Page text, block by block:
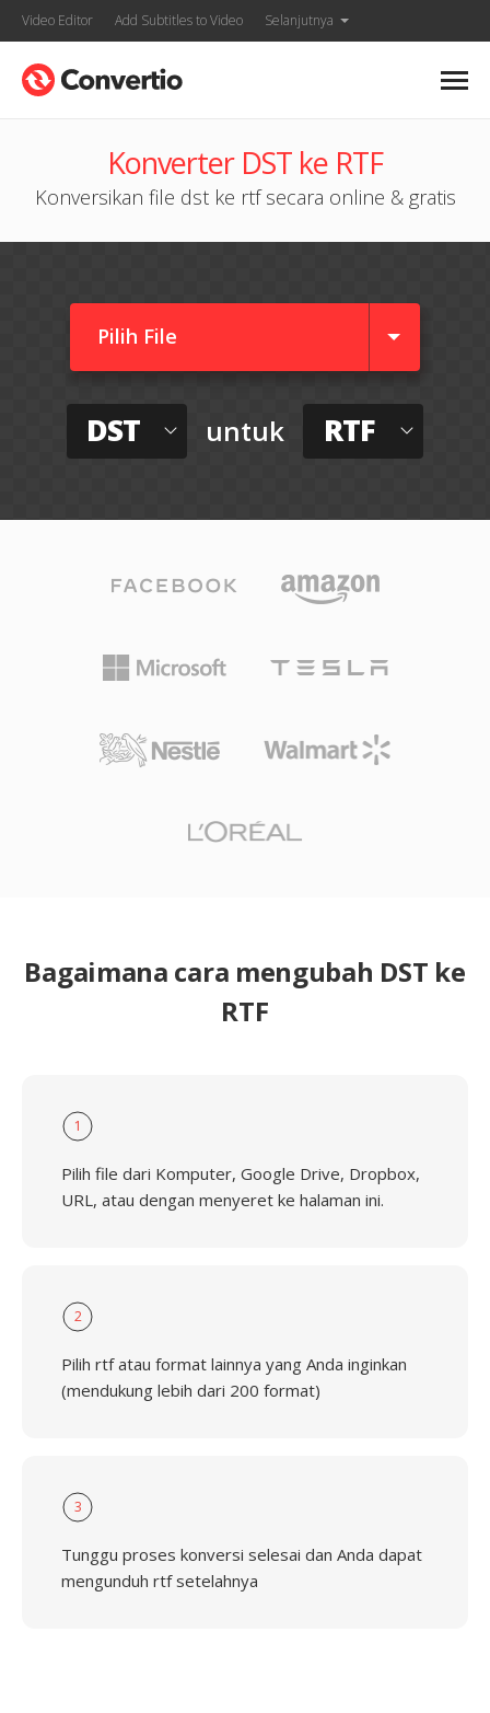
Video Editor Add Subtitles to Video Selanjutnya
Konverter DST ke RTF
Konversikan file dst ke rtf secara online & gratis
Pilih File
DST untuk RTF
Bagaimana cara mengubah DST ke
RTF
1
Pilih file dari Komputer, Google Drive, Dropbox,
URL, atau dengan menyeret ke halaman ini.
2
Pilih rtf atau format lainnya yang Anda inginkan
(mendukung lebih dari 200 format)
3
Tunggu proses konversi selesai dan Anda dapat
mengunduh rtf setelahnya